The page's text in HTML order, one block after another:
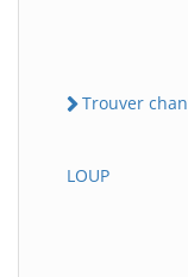
Trouver
LOUP